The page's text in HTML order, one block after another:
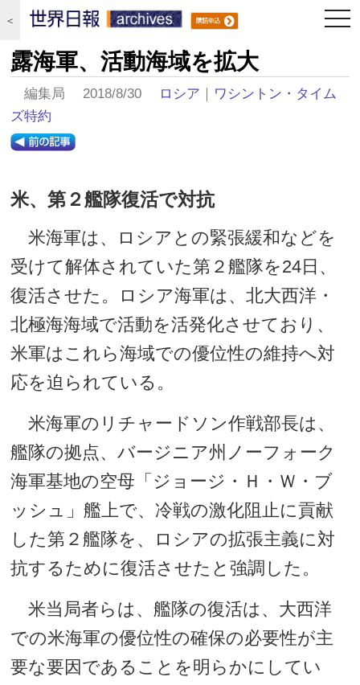
＜
露海軍、活動海域を拡大
編集局 2018/8/30 ロシア ｜ ワシントン・タイム
ズ特約
米、第２艦隊復活で対抗
米海軍は、ロシアとの緊張緩和などを
受けて解体されていた第２艦隊を24日、
復活させた。ロシア海軍は、北大西洋・
北極海海域で活動を活発化させており、
米軍はこれら海域での優位性の維持へ対
応を迫られている。
米海軍のリチャードソン作戦部長は、
艦隊の拠点、バージニア州ノーフォーク
海軍基地の空母「ジョージ・Ｈ・Ｗ・ブ
ッシュ」艦上で、冷戦の激化阻止に貢献
した第２艦隊を、ロシアの拡張主義に対
抗するために復活させたと強調した。
米当局者らは、艦隊の復活は、大西洋
での米海軍の優位性の確保の必要性が主
要な要因であることを明らかにしてい